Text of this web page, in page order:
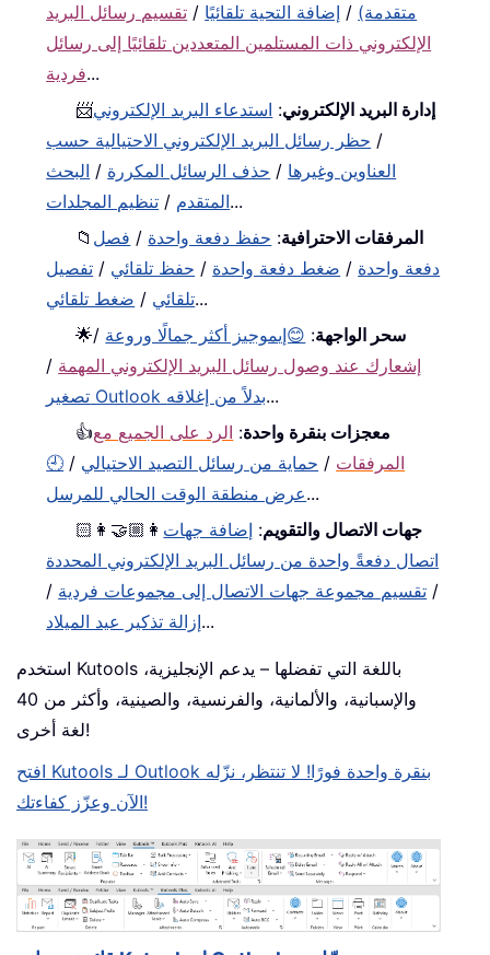
متقدمة) / إضافة التحية تلقائيًا / تقسيم رسائل البريد
الإلكتروني ذات المستلمين المتعددين تلقائيًا إلى رسائل
فردية...
📨
إدارة البريد الإلكتروني: استدعاء البريد الإلكتروني
/ حظر رسائل البريد الإلكتروني الاحتيالية حسب
العناوين وغيرها / حذف الرسائل المكررة / البحث
المتقدم / تنظيم المجلدات
...
📁
المرفقات الاحترافية: حفظ دفعة واحدة / فصل
دفعة واحدة / ضغط دفعة واحدة / حفظ تلقائي / تفصيل
تلقائي / ضغط تلقائي
...
🌟
سحر الواجهة: 😊إيموجيز أكثر جمالًا وروعة /
إشعارك عند وصول رسائل البريد الإلكتروني المهمة /
تصغير Outlook بدلاً من إغلاقه...
👍
معجزات بنقرة واحدة: الرد على الجميع مع
المرفقات / حماية من رسائل التصيد الاحتيالي /
🕘
عرض منطقة الوقت الحالي للمرسل...
👩🏼‍🤝‍👩🏻
جهات الاتصال والتقويم: إضافة جهات
اتصال دفعةً واحدة من رسائل البريد الإلكتروني المحددة
/ تقسيم مجموعة جهات الاتصال إلى مجموعات فردية /
إزالة تذكير عيد الميلاد...
استخدم Kutools باللغة التي تفضلها – يدعم الإنجليزية،
والإسبانية، والألمانية، والفرنسية، والصينية، وأكثر من 40
لغة أخرى!
افتح Kutools لـ Outlook بنقرة واحدة فورًا! لا تنتظر، نزّله
الآن وعزّز كفاءتك!